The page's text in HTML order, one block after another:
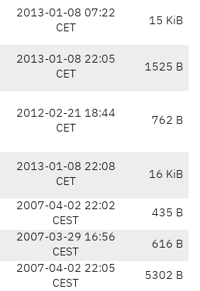
2013-01-08 07:22
CET
15 KiB
2013-01-08 22:05
CET
1525 B
2012-02-21 18:44
CET
762 B
2013-01-08 22:08
CET
16 KiB
2007-04-02 22:02
CEST
435 B
2007-03-29 16:56
CEST
616 B
2007-04-02 22:05
CEST
5302 B